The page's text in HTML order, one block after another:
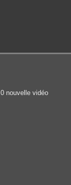
0 nouvelle vidéo